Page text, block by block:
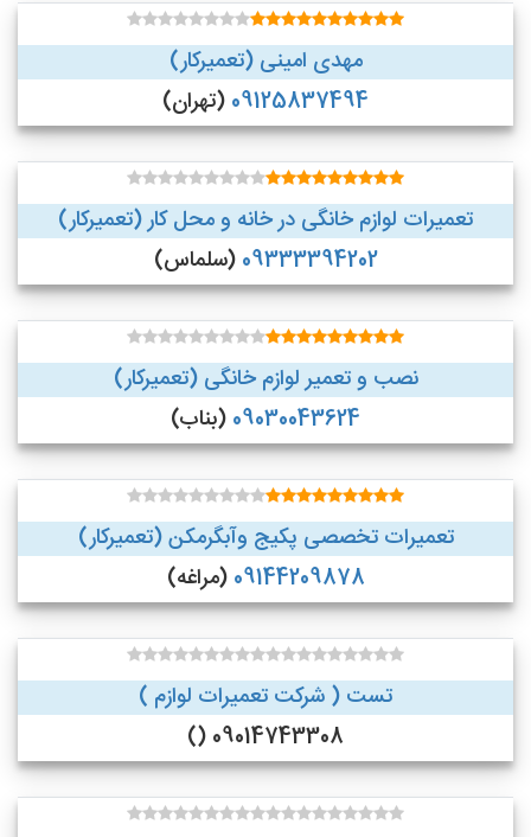
مهدی امینی (تعمیرکار)
09125837494(تهران)
تعمیرات لوازم خانگی در خانه و محل کار (تعمیرکار)
09333394202(سلماس)
نصب و تعمیر لوازم خانگی (تعمیرکار)
09030043624(بناب)
تعمیرات تخصصی پکیج وآبگرمکن (تعمیرکار)
09144209878(مراغه)
تست ( شرکت تعمیرات لوازم )
09014743308 ()